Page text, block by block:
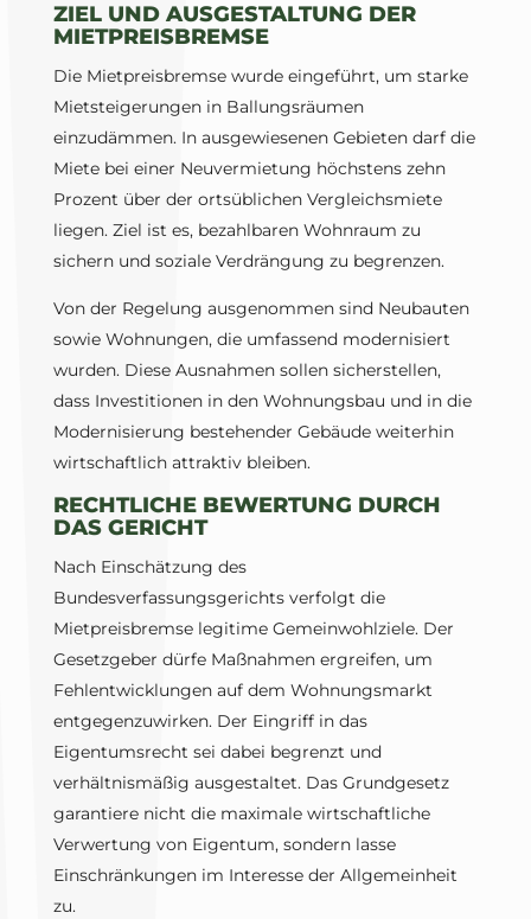
ZIEL UND AUSGESTALTUNG DER
MIETPREISBREMSE
Die Mietpreisbremse wurde eingeführt, um starke
Mietsteigerungen in Ballungsräumen
einzudämmen. In ausgewiesenen Gebieten darf die
Miete bei einer Neuvermietung höchstens zehn
Prozent über der ortsüblichen Vergleichsmiete
liegen. Ziel ist es, bezahlbaren Wohnraum zu
sichern und soziale Verdrängung zu begrenzen.
Von der Regelung ausgenommen sind Neubauten
sowie Wohnungen, die umfassend modernisiert
wurden. Diese Ausnahmen sollen sicherstellen,
dass Investitionen in den Wohnungsbau und in die
Modernisierung bestehender Gebäude weiterhin
wirtschaftlich attraktiv bleiben.
RECHTLICHE BEWERTUNG DURCH
DAS GERICHT
Nach Einschätzung des
Bundesverfassungsgerichts verfolgt die
Mietpreisbremse legitime Gemeinwohlziele. Der
Gesetzgeber dürfe Maßnahmen ergreifen, um
Fehlentwicklungen auf dem Wohnungsmarkt
entgegenzuwirken. Der Eingriff in das
Eigentumsrecht sei dabei begrenzt und
verhältnismäßig ausgestaltet. Das Grundgesetz
garantiere nicht die maximale wirtschaftliche
Verwertung von Eigentum, sondern lasse
Einschränkungen im Interesse der Allgemeinheit
zu.